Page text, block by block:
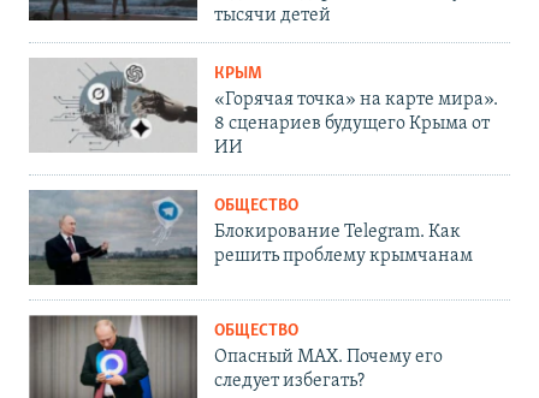
тысячи детей
КРЫМ
«Горячая точка» на карте мира».
8 сценариев будущего Крыма от
ИИ
ОБЩЕСТВО
Блокирование Telegram. Как
решить проблему крымчанам
ОБЩЕСТВО
Опасный MAX. Почему его
следует избегать?